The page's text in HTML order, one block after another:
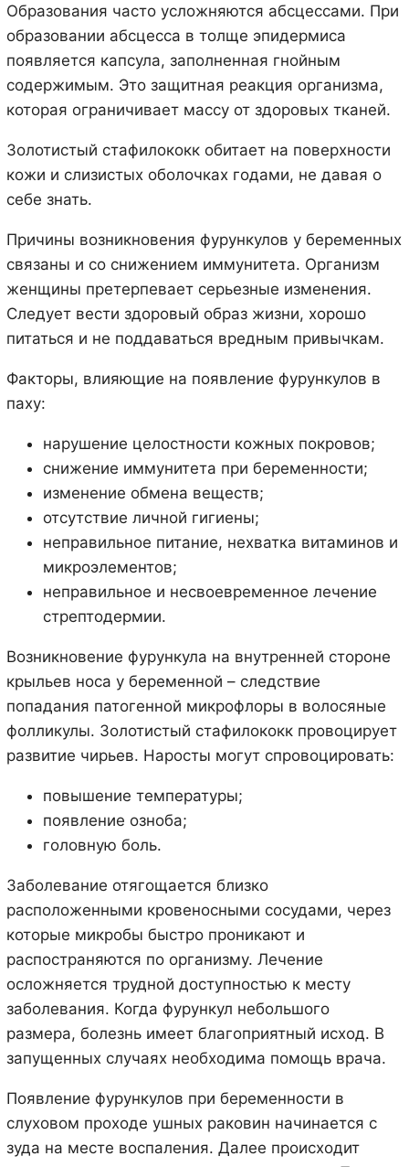
Образования часто усложняются абсцессами. При
образовании абсцесса в толще эпидермиса
появляется капсула, заполненная гнойным
содержимым. Это защитная реакция организма,
которая ограничивает массу от здоровых тканей.
Золотистый стафилококк обитает на поверхности
кожи и слизистых оболочках годами, не давая о
себе знать.
Причины возникновения фурункулов у беременных
связаны и со снижением иммунитета. Организм
женщины претерпевает серьезные изменения.
Следует вести здоровый образ жизни, хорошо
питаться и не поддаваться вредным привычкам.
Факторы, влияющие на появление фурункулов в
паху:
нарушение целостности кожных покровов;
снижение иммунитета при беременности;
изменение обмена веществ;
отсутствие личной гигиены;
неправильное питание, нехватка витаминов и
микроэлементов;
неправильное и несвоевременное лечение
стрептодермии.
Возникновение фурункула на внутренней стороне
крыльев носа у беременной – следствие
попадания патогенной микрофлоры в волосяные
фолликулы. Золотистый стафилококк провоцирует
развитие чирьев. Наросты могут спровоцировать:
повышение температуры;
появление озноба;
головную боль.
Заболевание отягощается близко
расположенными кровеносными сосудами, через
которые микробы быстро проникают и
распостраняются по организму. Лечение
осложняется трудной доступностью к месту
заболевания. Когда фурункул небольшого
размера, болезнь имеет благоприятный исход. В
запущенных случаях необходима помощь врача.
Появление фурункулов при беременности в
слуховом проходе ушных раковин начинается с
зуда на месте воспаления. Далее происходит